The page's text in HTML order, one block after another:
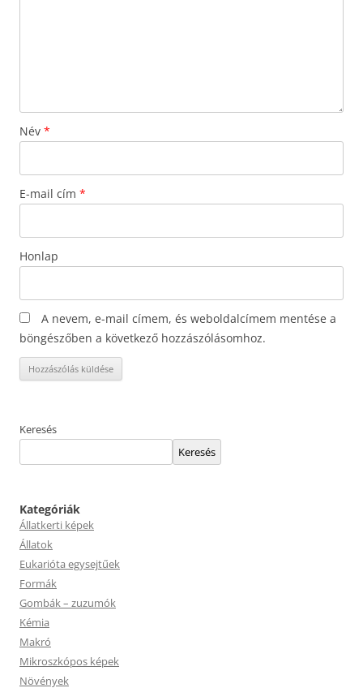
Név *
E-mail cím *
Honlap
A nevem, e-mail címem, és weboldalcímem mentése a
böngészőben a következő hozzászólásomhoz.
Keresés
Keresés
Kategóriák
Állatkerti képek
Állatok
Eukarióta egysejtűek
Formák
Gombák – zuzumók
Kémia
Makró
Mikroszkópos képek
Növények